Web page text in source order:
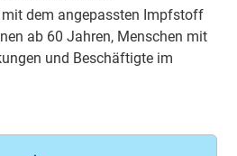
dem angepassten Impfstoff
ab 60 Jahren, Menschen mit
und Beschäftigte im